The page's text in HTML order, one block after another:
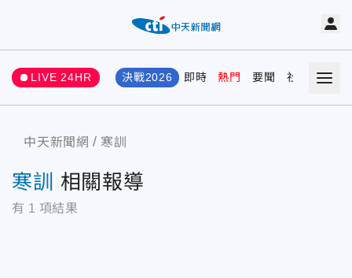
LIVE 24HR 決戰2026 即時 熱門 要聞 社會 娛樂
中天新聞網 寒訓
寒訓 相關報導
有 1 項結果